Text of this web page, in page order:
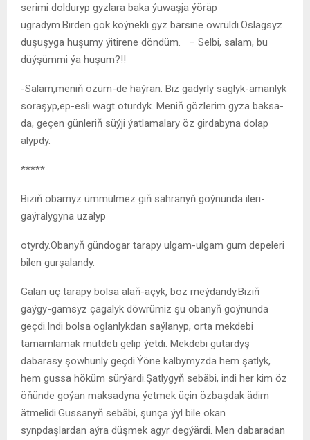
serimi dolduryp gyzlara baka ýuwaşja ýöräp
ugradym.Birden gök köýnekli gyz bärsine öwrüldi.Oslagsyz
duşuşyga huşumy ýitirene döndüm. – Selbi, salam, bu
düýşümmi ýa huşum?!!
-Salam,meniň özüm-de haýran. Biz gadyrly saglyk-amanlyk
soraşyp,ep-esli wagt oturdyk. Meniň gözlerim gyza baksa-
da, geçen günleriň süýji ýatlamalary öz girdabyna dolap
alypdy.
*****
Biziň obamyz ümmülmez giň sähranyň goýnunda ileri-
gaýralygyna uzalyp
otyrdy.Obanyň gündogar tarapy ulgam-ulgam gum depeleri
bilen gurşalandy.
Galan üç tarapy bolsa alaň-açyk, boz meýdandy.Biziň
gaýgy-gamsyz çagalyk döwrümiz şu obanyň goýnunda
geçdi.Indi bolsa oglanlykdan saýlanyp, orta mekdebi
tamamlamak mütdeti gelip ýetdi. Mekdebi gutardyş
dabarasy şowhunly geçdi.Ýöne kalbymyzda hem şatlyk,
hem gussa höküm sürýärdi.Şatlygyň sebäbi, indi her kim öz
öňünde goýan maksadyna ýetmek üçin özbaşdak ädim
ätmelidi.Gussanyň sebäbi, şunça ýyl bile okan
synpdaşlardan aýra düşmek agyr degýärdi. Men dabaradan